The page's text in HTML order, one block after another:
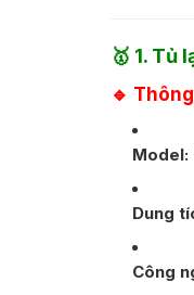
🥇 1. Tủ
🔹
Model:
Dung
Công